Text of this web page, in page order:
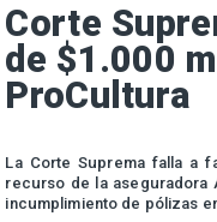
Corte
de $1.000
ProCultura
La Corte Suprema falla a
recurso de la aseguradora
incumplimiento de pólizas